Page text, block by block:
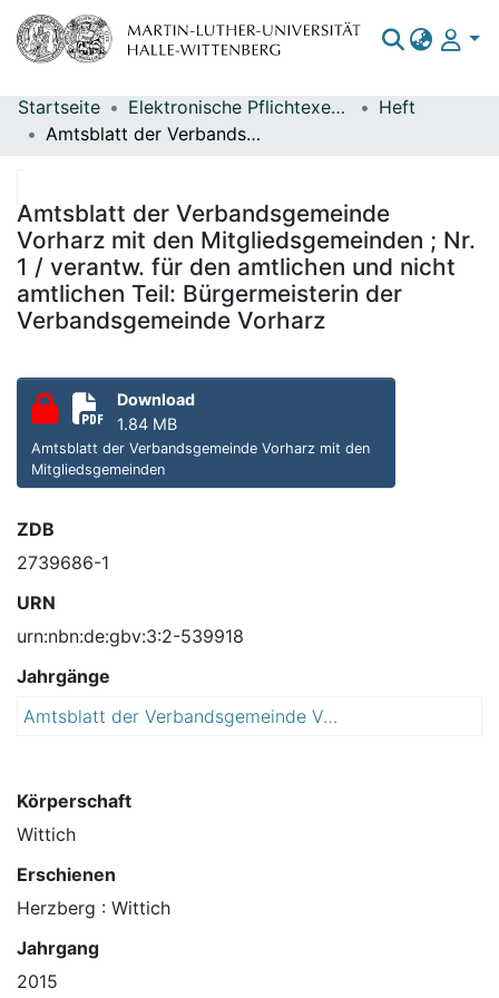
Bereiche & Sammlungen
Statistiken
Startseite Elektronische Pflichtexemplare
Heft
Amtsblatt der Verbandsgemeinde Vorharz mit den Mitgliedsgemeinden ; Nr. 1 / verantw. für den amtlichen und nicht amtlichen Teil: Bürgermeisterin der Verbandsgemeinde Vorharz
Amtsblatt der Verbandsgemeinde
Vorharz mit den Mitgliedsgemeinden ; Nr.
1 / verantw. für den amtlichen und nicht
amtlichen Teil: Bürgermeisterin der
Verbandsgemeinde Vorharz
Download
1.84 MB
Amtsblatt der Verbandsgemeinde Vorharz mit den
Mitgliedsgemeinden
ZDB
2739686-1
URN
urn:nbn:de:gbv:3:2-539918
Jahrgänge
Amtsblatt der Verbandsgemeinde Vorharz mit den Mitgliedsgemeinden
Körperschaft
Wittich
Erschienen
Herzberg : Wittich
Jahrgang
2015